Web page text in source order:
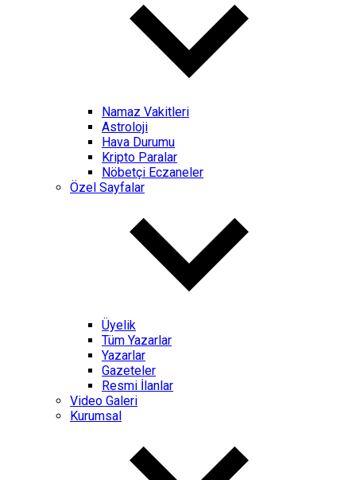
Namaz Vakitleri
Astroloji
Hava Durumu
Kripto Paralar
Nöbetçi Eczaneler
Özel Sayfalar
Üyelik
Tüm Yazarlar
Yazarlar
Gazeteler
Resmi İlanlar
Video Galeri
Kurumsal